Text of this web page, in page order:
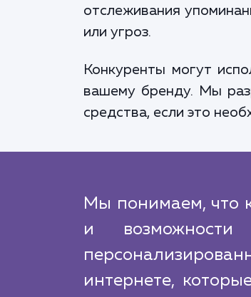
отслеживания
или угроз.
Конкуренты могут
вашему бренду. Мы
средства, если это
Мы понимаем, что
и
интернете,